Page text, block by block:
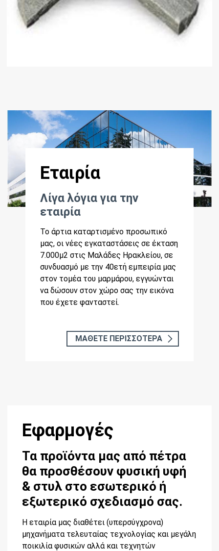
Εταιρία
Λίγα λόγια για την
εταιρία
Το άρτια καταρτισμένο προσωπικό
μας, οι νέες εγκαταστάσεις σε έκταση
7.000μ2 στις Μαλάδες Ηρακλείου, σε
συνδυασμό με την 40ετή εμπειρία μας
στον τομέα του μαρμάρου, εγγυώνται
να δώσουν στον χώρο σας την εικόνα
που έχετε φανταστεί.
ΜΑΘΕΤΕ ΠΕΡΙΣΣΟΤΕΡΑ
Εφαρμογές
Τα προϊόντα μας από πέτρα
θα προσθέσουν φυσική υφή
& στυλ στο εσωτερικό ή
εξωτερικό σχεδιασμό σας.
Η εταιρία μας διαθέτει (υπερσύγχρονα)
μηχανήματα τελευταίας τεχνολογίας και μεγάλη
ποικιλία φυσικών αλλά και τεχνητών